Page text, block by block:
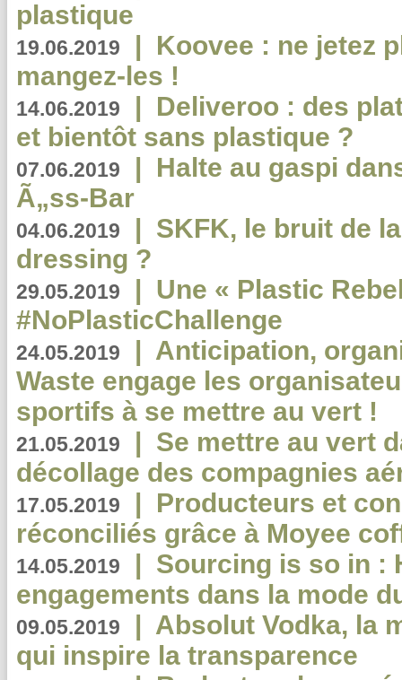
plastique
19.06.2019 | Koovee : ne jetez
mangez-les !
14.06.2019 | Deliveroo : des
et bientôt sans plastique ?
07.06.2019 | Halte au gaspi
Ã„ss-Bar
04.06.2019 | SKFK, le bruit de
dressing ?
29.05.2019 | Une « Plastic
#NoPlasticChallenge
24.05.2019 | Anticipation,
Waste engage les
sportifs à se mettre au vert !
21.05.2019 | Se mettre au vert
décollage des compagnies
17.05.2019 | Producteurs et
réconciliés grâce à Moyee
14.05.2019 | Sourcing is so in :
engagements dans la mode
09.05.2019 | Absolut Vodka, la
qui inspire la transparence